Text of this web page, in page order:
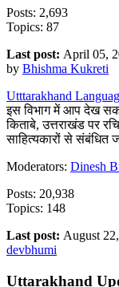
Posts: 2,693
Topics: 87
Last post: April 05,
by Bhishma Kukreti
Utttarakhand
इस विभाग में आप देख
किताबे, उत्तराखंड पर
साहित्यकारों से संबंधित
Moderators: Dinesh
Posts: 20,938
Topics: 148
Last post: August
devbhumi
Uttarakhand